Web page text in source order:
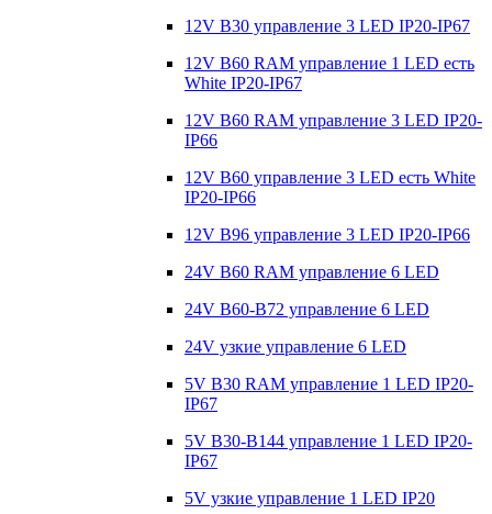
12V B30 управление 3 LED IP20-IP67
12V B60 RAM управление 1 LED есть
White IP20-IP67
12V B60 RAM управление 3 LED IP20-
IP66
12V B60 управление 3 LED есть White
IP20-IP66
12V B96 управление 3 LED IP20-IP66
24V B60 RAM управление 6 LED
24V B60-B72 управление 6 LED
24V узкие управление 6 LED
5V B30 RAM управление 1 LED IP20-
IP67
5V B30-B144 управление 1 LED IP20-
IP67
5V узкие управление 1 LED IP20